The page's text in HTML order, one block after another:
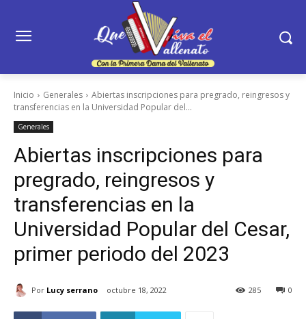
Inicio Generales
Abiertas inscripciones para pregrado, reingresos y
transferencias en la Universidad Popular del...
Generales
Abiertas inscripciones para
pregrado, reingresos y
transferencias en la
Universidad Popular del Cesar,
primer periodo del 2023
Por Lucy serrano octubre 18, 2022 0
285